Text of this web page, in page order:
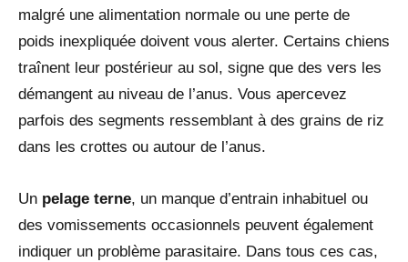
malgré une alimentation normale ou une perte de
poids inexpliquée doivent vous alerter. Certains chiens
traînent leur postérieur au sol, signe que des vers les
démangent au niveau de l’anus. Vous apercevez
parfois des segments ressemblant à des grains de riz
dans les crottes ou autour de l’anus.
Un pelage terne, un manque d’entrain inhabituel ou
des vomissements occasionnels peuvent également
indiquer un problème parasitaire. Dans tous ces cas,